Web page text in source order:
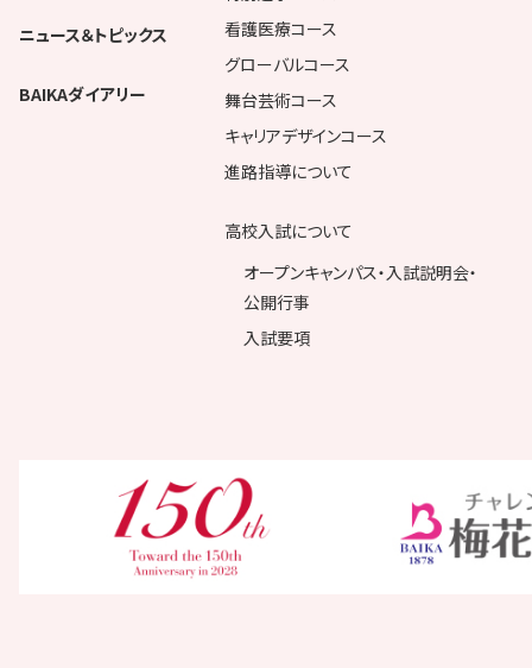
ニュース＆トピックス
BAIKAダイアリー
看護医療コース
グローバルコース
舞台芸術コース
キャリアデザインコース
進路指導について
高校入試について
オープンキャンパス・入試説明会・
公開行事
入試要項